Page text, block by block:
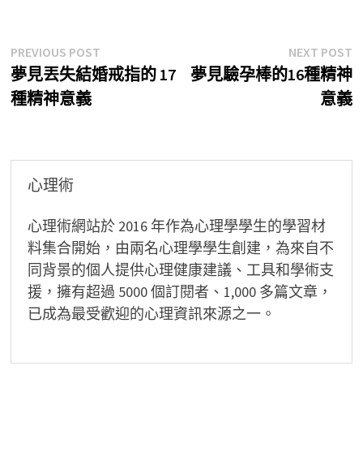
文
章
PREVIOUS POSTPrevious
post:
夢見丟失結婚戒指的 17
種精神意義
NEXT POST
夢見驗孕棒的16種精神
意義
心理術
心理術網站於 2016 年作為心理學學生的學習材
料集合開始，由兩名心理學學生創建，為來自不
同背景的個人提供心理健康建議、工具和學術支
援，擁有超過 5000 個訂閱者、1,000 多篇文章，
已成為最受歡迎的心理資訊來源之一。